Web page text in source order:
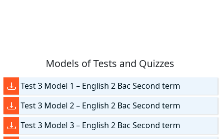
Models of Tests and Quizzes
Test 3 Model 1 – English 2 Bac Second term
Test 3 Model 2 – English 2 Bac Second term
Test 3 Model 3 – English 2 Bac Second term